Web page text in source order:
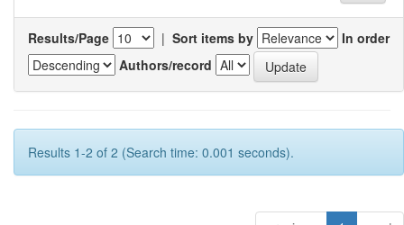
Results/Page | Sort items by
In order
Authors/record
Results 1-2 of 2 (Search time: 0.001 seconds).